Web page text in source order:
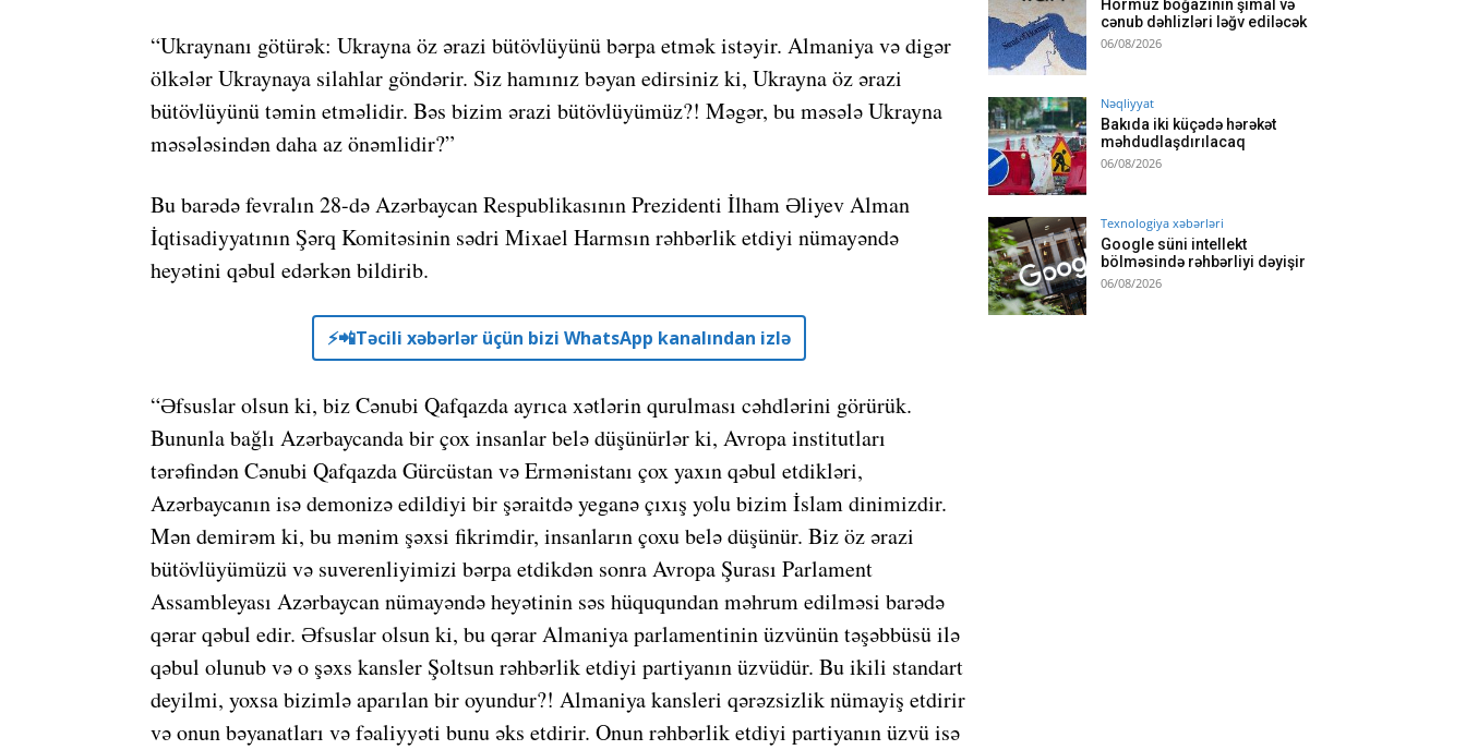
“Ukraynanı götürək: Ukrayna öz ərazi bütövlüyünü bərpa etmək istəyir. Almaniya və digər
ölkələr Ukraynaya silahlar göndərir. Siz hamınız bəyan edirsiniz ki, Ukrayna öz ərazi
bütövlüyünü təmin etməlidir. Bəs bizim ərazi bütövlüyümüz?! Məgər, bu məsələ Ukrayna
məsələsindən daha az önəmlidir?”
Bu barədə fevralın 28-də Azərbaycan Respublikasının Prezidenti İlham Əliyev Alman
İqtisadiyyatının Şərq Komitəsinin sədri Mixael Harmsın rəhbərlik etdiyi nümayəndə
heyətini qəbul edərkən bildirib.
⚡️📲Təcili xəbərlər üçün bizi WhatsApp kanalından izlə
“Əfsuslar olsun ki, biz Cənubi Qafqazda ayrıca xətlərin qurulması cəhdlərini görürük.
Bununla bağlı Azərbaycanda bir çox insanlar belə düşünürlər ki, Avropa institutları
tərəfindən Cənubi Qafqazda Gürcüstan və Ermənistanı çox yaxın qəbul etdikləri,
Azərbaycanın isə demonizə edildiyi bir şəraitdə yeganə çıxış yolu bizim İslam dinimizdir.
Mən demirəm ki, bu mənim şəxsi fikrimdir, insanların çoxu belə düşünür. Biz öz ərazi
bütövlüyümüzü və suverenliyimizi bərpa etdikdən sonra Avropa Şurası Parlament
Assambleyası Azərbaycan nümayəndə heyətinin səs hüququndan məhrum edilməsi barədə
qərar qəbul edir. Əfsuslar olsun ki, bu qərar Almaniya parlamentinin üzvünün təşəbbüsü ilə
qəbul olunub və o şəxs kansler Şoltsun rəhbərlik etdiyi partiyanın üzvüdür. Bu ikili standart
deyilmi, yoxsa bizimlə aparılan bir oyundur?! Almaniya kansleri qərəzsizlik nümayiş etdirir
və onun bəyanatları və fəaliyyəti bunu əks etdirir. Onun rəhbərlik etdiyi partiyanın üzvü isə
Hörmüz boğazının şimal və
cənub dəhlizləri ləğv ediləcək
06/08/2026
Nəqliyyat
Bakıda iki küçədə hərəkət
məhdudlaşdırılacaq
06/08/2026
Texnologiya xəbərləri
Google süni intellekt
bölməsində rəhbərliyi dəyişir
06/08/2026